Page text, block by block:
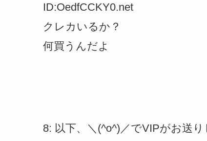
ID:OedfCCKY0.net
クレカいるか？
何買うんだよ
8: 以下、＼(^o^)／でVIPがお送